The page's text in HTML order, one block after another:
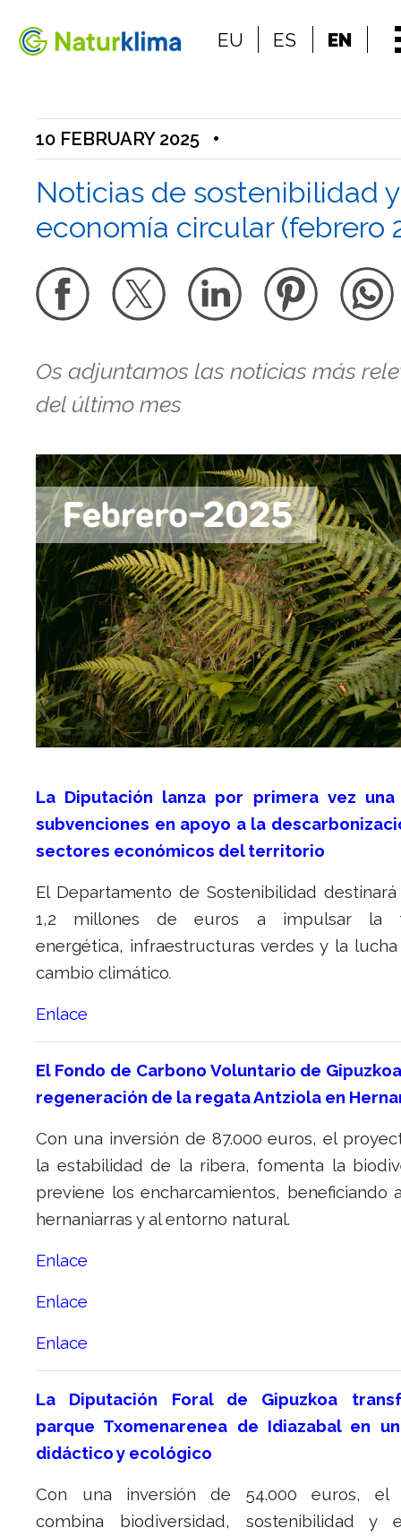
Go to the content
EU ES EN
10 FEBRUARY 2025 •
Noticias de sostenibilidad y
economía circular (febrero
Os adjuntamos las noticias más
del último mes
La Diputación lanza por primera vez
subvenciones en apoyo a la
sectores económicos del territorio
El Departamento de Sostenibilidad
1,2 millones de euros a impulsar la
energética, infraestructuras verdes y la
cambio climático.
Enlace
El Fondo de Carbono Voluntario de
regeneración de la regata Antziola en
Con una inversión de 87.000 euros, el
la estabilidad de la ribera, fomenta la
previene los encharcamientos, beneficiando
hernaniarras y al entorno natural.
Enlace
Enlace
Enlace
La Diputación Foral de Gipuzkoa
parque Txomenarenea de Idiazabal en
didáctico y ecológico
Con una inversión de 54.000 euros, el
combina biodiversidad, sostenibilidad y